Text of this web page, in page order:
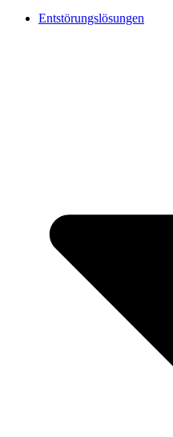
Entstörungslösungen